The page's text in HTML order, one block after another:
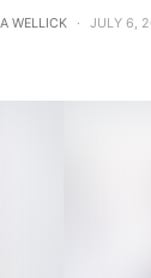
WELLICK JULY 6,